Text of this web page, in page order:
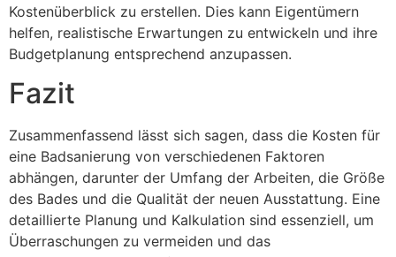
Kostenüberblick zu erstellen. Dies kann Eigentümern
helfen, realistische Erwartungen zu entwickeln und ihre
Budgetplanung entsprechend anzupassen.
Fazit
Zusammenfassend lässt sich sagen, dass die Kosten für
eine Badsanierung von verschiedenen Faktoren
abhängen, darunter der Umfang der Arbeiten, die Größe
des Bades und die Qualität der neuen Ausstattung. Eine
detaillierte Planung und Kalkulation sind essenziell, um
Überraschungen zu vermeiden und das